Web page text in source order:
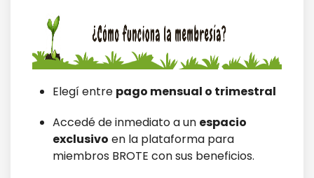
Elegí entre pago mensual o trimestral
Accedé de inmediato a un espacio
exclusivo en la plataforma para
miembros BROTE con sus beneficios.